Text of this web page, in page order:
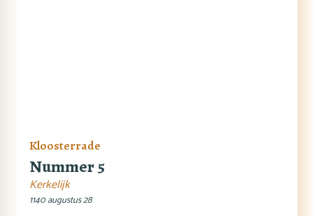
Kloosterrade
Nummer 5
Kerkelijk
1140 augustus 28